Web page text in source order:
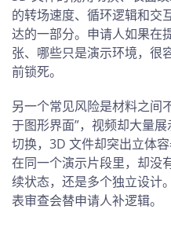
的转场速度、循环逻辑和交
达的一部分。申请人如果在
张、哪些只是演示环境，很
前锁死。
另一个常见风险是材料之间
于图形界面”，视频却大量
切换，3D 文件却突出立体
在同一个演示片段里，却没
续状态，还是多个独立设计
表审查会替申请人补逻辑。